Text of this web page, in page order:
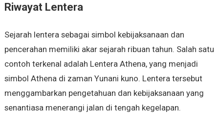
Riwayat Lentera
Sejarah lentera sebagai simbol kebijaksanaan dan
pencerahan memiliki akar sejarah ribuan tahun. Salah satu
contoh terkenal adalah Lentera Athena, yang menjadi
simbol Athena di zaman Yunani kuno. Lentera tersebut
menggambarkan pengetahuan dan kebijaksanaan yang
senantiasa menerangi jalan di tengah kegelapan.